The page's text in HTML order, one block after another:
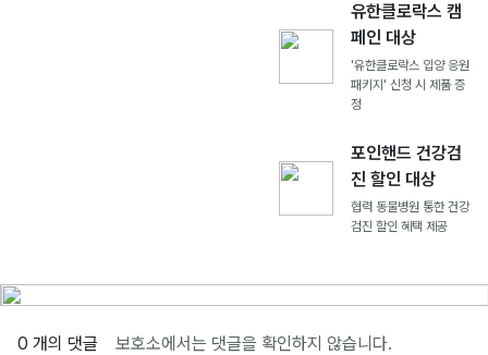
유한클로락스 캠
페인 대상
'유한클로락스 입양 응원
패키지' 신청 시 제품 증
정
포인핸드 건강검
진 할인 대상
협력 동물병원 통한 건강
검진 할인 혜택 제공
0 개의 댓글 보호소에서는 댓글을 확인하지 않습니다.